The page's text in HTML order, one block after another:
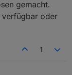
gemacht.
verfügbar oder
1